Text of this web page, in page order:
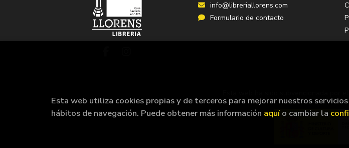
info@libreriallorens.com
Formulario de contacto
Esta web utiliza cookies propias y de terceros para mejorar nuestros
hábitos de navegación. Puede obtener más información aquío cambiar la